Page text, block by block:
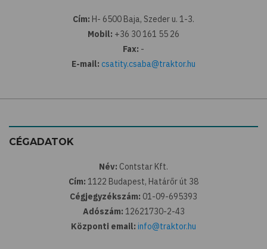
Cím: H- 6500 Baja, Szeder u. 1-3.
Mobil: +36 30 161 55 26
Fax: -
E-mail: csatity.csaba@traktor.hu
CÉGADATOK
Név: Contstar Kft.
Cím: 1122 Budapest, Határőr út 38
Cégjegyzékszám: 01-09-695393
Adószám: 12621730-2-43
Központi email: info@traktor.hu